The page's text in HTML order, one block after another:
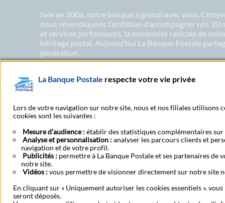
Née en 2006, notre banque a grandi avec vous.
nous revendiquons l’ambition d’accompagner nos
et services performants, la modernité radicale de
héritage postal. Aujourd’hui La Banque Postale
génération.
En savoir plus sur nos engagements
Espace sourds et malentendants
Mentions légalesTarifs bancairesConvention de
Contestation et réclamation
Coordonnées Centres
Aide navigateur et systèmes d'exploitation
La Banque Postale respecte votre vie privée
Lors de votre navigation sur notre site, nous et nos filiales utilisons
cookies sont les suivantes :
Mesure d’audience :établir des statistiques complémentaires
Analyse et personnalisation :analyser les parcours clients et
navigation et de votre profil.
Publicités : permettre à La Banque Postale et ses partenaires de
notre site.
Vidéos :vous permettre de visionner directement sur notre site
En cliquant sur « Uniquement autoriser les cookies essentiels »,
seront déposés.